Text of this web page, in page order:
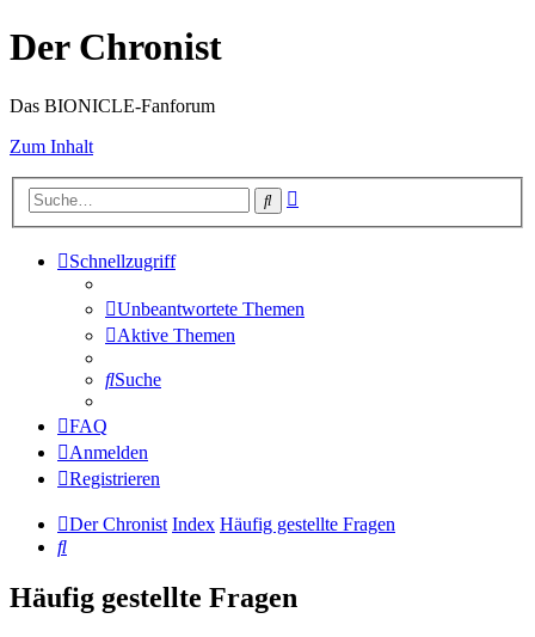
Der Chronist
Das BIONICLE-Fanforum
Zum Inhalt
Suche
Schnellzugriff
Unbeantwortete Themen
Aktive Themen
Suche
FAQ
Anmelden
Registrieren
Der Chronist Index Häufig gestellte Fragen
Suche
Häufig gestellte Fragen